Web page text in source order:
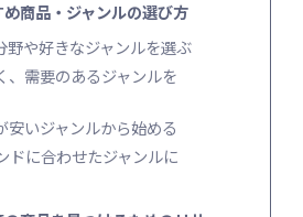
商品・ジャンルの選び方
野や好きなジャンルを選ぶ
、需要のあるジャンルを
安いジャンルから始める
ドに合わせたジャンルに